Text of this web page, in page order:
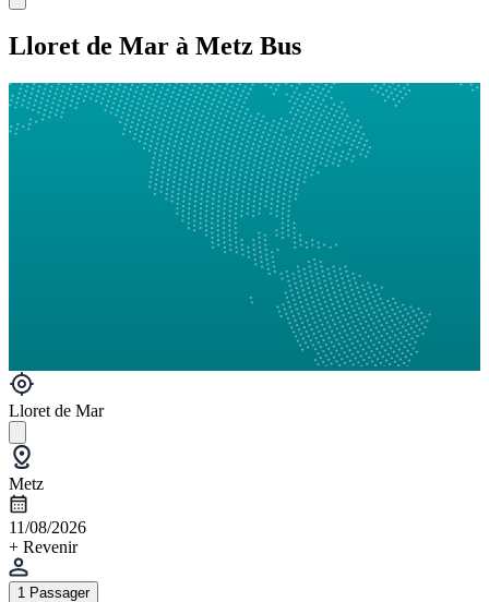
Lloret de Mar à Metz Bus
Lloret de Mar
Metz
11/08/2026
+ Revenir
1 Passager